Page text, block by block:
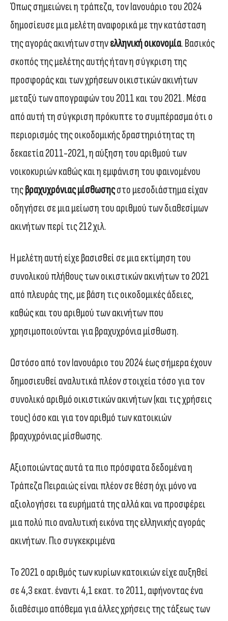
Όπως σημειώνει η τράπεζα, τον Ιανουάριο του 2024
δημοσίευσε μια μελέτη αναφορικά με την κατάσταση
της αγοράς ακινήτων στηνελληνική οικονομία. Βασικός
σκοπός της μελέτης αυτής ήταν η σύγκριση της
προσφοράς και των χρήσεων οικιστικών ακινήτων
μεταξύ των απογραφών του 2011 και του 2021. Μέσα
από αυτή τη σύγκριση πρόκυπτε το συμπέρασμα ότι ο
περιορισμός της οικοδομικής δραστηριότητας τη
δεκαετία 2011-2021, η αύξηση του αριθμού των
νοικοκυριών καθώς και η εμφάνιση του φαινομένου
τηςβραχυχρόνιας μίσθωσηςστο μεσοδιάστημα είχαν
οδηγήσει σε μια μείωση του αριθμού των διαθεσίμων
ακινήτων περί τις 212 χιλ.
Η μελέτη αυτή είχε βασισθεί σε μια εκτίμηση του
συνολικού πλήθους των οικιστικών ακινήτων το 2021
από πλευράς της, με βάση τις οικοδομικές άδειες,
καθώς και του αριθμού των ακινήτων που
χρησιμοποιούνται για βραχυχρόνια μίσθωση.
Ωστόσο από τον Ιανουάριο του 2024 έως σήμερα έχουν
δημοσιευθεί αναλυτικά πλέον στοιχεία τόσο για τον
συνολικό αριθμό οικιστικών ακινήτων (και τις χρήσεις
τους) όσο και για τον αριθμό των κατοικιών
βραχυχρόνιας μίσθωσης.
Αξιοποιώντας αυτά τα πιο πρόσφατα δεδομένα η
Τράπεζα Πειραιώς είναι πλέον σε θέση όχι μόνο να
αξιολογήσει τα ευρήματά της αλλά και να προσφέρει
μια πολύ πιο αναλυτική εικόνα της ελληνικής αγοράς
ακινήτων. Πιο συγκεκριμένα
Το 2021 ο αριθμός των κυρίων κατοικιών είχε αυξηθεί
σε 4,3 εκατ. έναντι 4,1 εκατ. το 2011, αφήνοντας ένα
διαθέσιμο απόθεμα για άλλες χρήσεις της τάξεως των